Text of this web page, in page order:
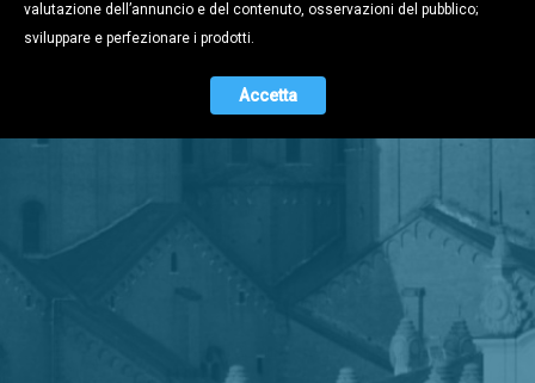
Stampa e
Territorio
valutazione dell’annuncio e del contenuto, osservazioni del pubblico;
sviluppare e perfezionare i prodotti.
Accetta